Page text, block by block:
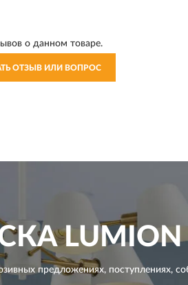
о данном товаре.
ОТЗЫВ ИЛИ ВОПРОС
LUMION
предложениях,поступлениях,